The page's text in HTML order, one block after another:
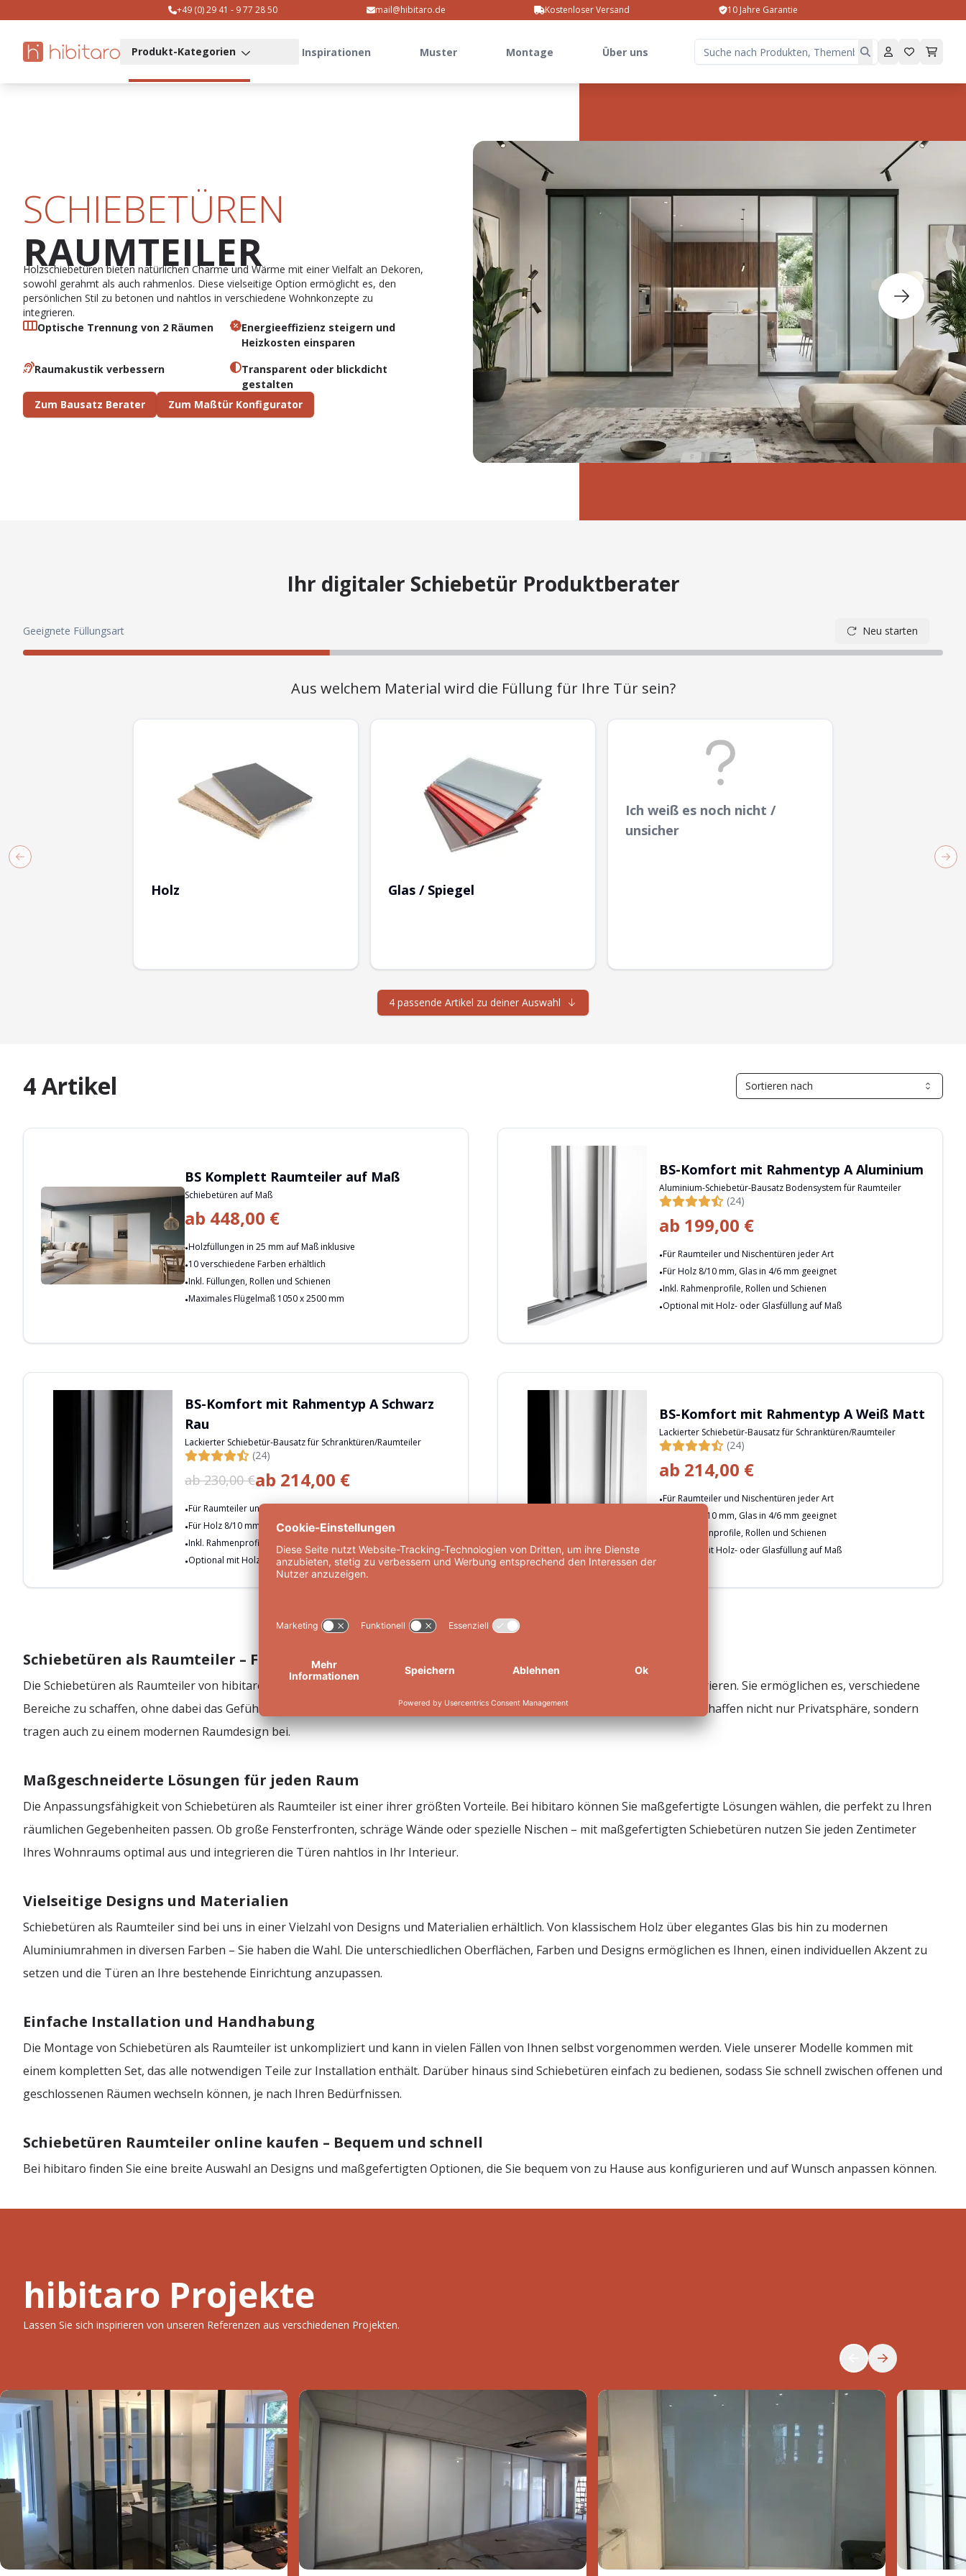
+49 (0) 29 41 - 9 77 28 50 mail@hibitaro.de Kostenloser Versand 10 Jahre Garantie
Produkt-Kategorien Inspirationen Muster Montage Über uns
SCHIEBETÜREN
RAUMTEILER
Holzschiebetüren bieten natürlichen Charme und Wärme mit einer Vielfalt an Dekoren,
sowohl gerahmt als auch rahmenlos. Diese vielseitige Option ermöglicht es, den
persönlichen Stil zu betonen und nahtlos in verschiedene Wohnkonzepte zu
integrieren.
Optische Trennung von 2 Räumen
Energieeffizienz steigern und
Heizkosten einsparen
Raumakustik verbessern
Transparent oder blickdicht
gestalten
Zum Bausatz Berater
Zum Maßtür Konfigurator
Ihr digitaler Schiebetür Produktberater
Geeignete Füllungsart Neu starten
Aus welchem Material wird die Füllung für Ihre Tür sein?
Holz Glas / Spiegel
Ich weiß es noch nicht /
unsicher
4 passende Artikel zu deiner Auswahl
Previous slide
4Artikel Sortieren nach
BS Komplett Raumteiler auf Maß
Schiebetüren auf Maß
ab 448,00 €
Holzfüllungen in 25 mm auf Maß inklusive
10 verschiedene Farben erhältlich
Inkl. Füllungen, Rollen und Schienen
Maximales Flügelmaß 1050 x 2500 mm
BS-Komfort mit Rahmentyp A Aluminium
Aluminium-Schiebetür-Bausatz Bodensystem für Raumteiler
(24)
ab 199,00 €
Für Raumteiler und Nischentüren jeder Art
Für Holz 8/10 mm, Glas in 4/6 mm geeignet
Inkl. Rahmenprofile, Rollen und Schienen
Optional mit Holz- oder Glasfüllung auf Maß
BS-Komfort mit Rahmentyp A Schwarz
Rau
Lackierter Schiebetür-Bausatz für Schranktüren/Raumteiler
(24)
ab230,00 €ab 214,00 €
Für Raumteiler und Nischentüren jeder Art
Für Holz 8/10 mm, Glas in 4/6 mm geeignet
Inkl. Rahmenprofile, Rollen und Schienen
Optional mit Holz- oder Glasfüllung auf Maß
BS-Komfort mit Rahmentyp A Weiß Matt
Lackierter Schiebetür-Bausatz für Schranktüren/Raumteiler
(24)
ab 214,00 €
Für Raumteiler und Nischentüren jeder Art
Für Holz 8/10 mm, Glas in 4/6 mm geeignet
Inkl. Rahmenprofile, Rollen und Schienen
Optional mit Holz- oder Glasfüllung auf Maß
Schiebetüren als Raumteiler – Flexibilität für Ihr Zuhause
Die Schiebetüren als Raumteiler von hibitaro bieten eine elegante und funktionale Möglichkeit, offene Wohnräume zu strukturieren. Sie ermöglichen es, verschiedene
Bereiche zu schaffen, ohne dabei das Gefühl von Weite und Licht zu verlieren. Ob im Wohn- oder Arbeitszimmer, diese Türen schaffen nicht nur Privatsphäre, sondern
tragen auch zu einem modernen Raumdesign bei.
Maßgeschneiderte Lösungen für jeden Raum
Die Anpassungsfähigkeit von Schiebetüren als Raumteiler ist einer ihrer größten Vorteile. Bei hibitaro können Sie maßgefertigte Lösungen wählen, die perfekt zu Ihren
räumlichen Gegebenheiten passen. Ob große Fensterfronten, schräge Wände oder spezielle Nischen – mit maßgefertigten Schiebetüren nutzen Sie jeden Zentimeter
Ihres Wohnraums optimal aus und integrieren die Türen nahtlos in Ihr Interieur.
Vielseitige Designs und Materialien
Schiebetüren als Raumteiler sind bei uns in einer Vielzahl von Designs und Materialien erhältlich. Von klassischem Holz über elegantes Glas bis hin zu modernen
Aluminiumrahmen in diversen Farben – Sie haben die Wahl. Die unterschiedlichen Oberflächen, Farben und Designs ermöglichen es Ihnen, einen individuellen Akzent zu
setzen und die Türen an Ihre bestehende Einrichtung anzupassen.
Einfache Installation und Handhabung
Die Montage von Schiebetüren als Raumteiler ist unkompliziert und kann in vielen Fällen von Ihnen selbst vorgenommen werden. Viele unserer Modelle kommen mit
einem kompletten Set, das alle notwendigen Teile zur Installation enthält. Darüber hinaus sind Schiebetüren einfach zu bedienen, sodass Sie schnell zwischen offenen und
geschlossenen Räumen wechseln können, je nach Ihren Bedürfnissen.
Schiebetüren Raumteiler online kaufen – Bequem und schnell
Bei hibitaro finden Sie eine breite Auswahl an Designs und maßgefertigten Optionen, die Sie bequem von zu Hause aus konfigurieren und auf Wunsch anpassen können.
hibitaro Projekte
Lassen Sie sich inspirieren von unseren Referenzen aus verschiedenen Projekten.